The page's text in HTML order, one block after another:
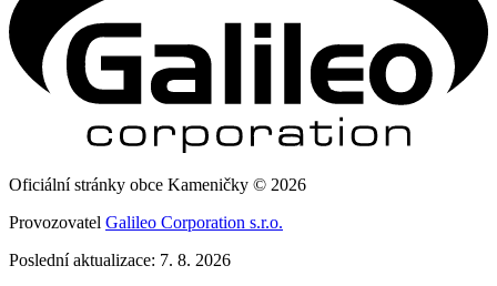
Oficiální stránky obce Kameničky © 2026
Provozovatel Galileo Corporation s.r.o.
Poslední aktualizace: 7. 8. 2026